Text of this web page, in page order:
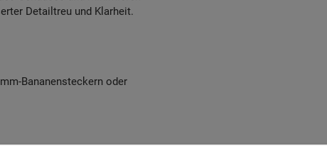
Detailtreu und Klarheit.
Bananensteckern oder